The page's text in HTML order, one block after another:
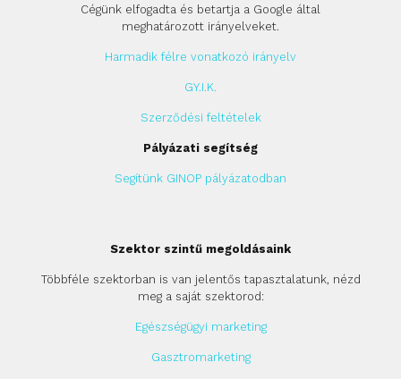
Cégünk elfogadta és betartja a Google által
meghatározott irányelveket.
Harmadik félre vonatkozó irányelv
GY.I.K.
Szerződési feltételek
Pályázati segítség
Segítünk GINOP pályázatodban
Szektor szintű megoldásaink
Többféle szektorban is van jelentős tapasztalatunk, nézd
meg a saját szektorod:
Egészségügyi marketing
Gasztromarketing